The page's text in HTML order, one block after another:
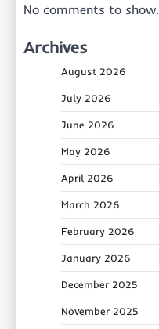
No comments to show.
Archives
August 2026
July 2026
June 2026
May 2026
April 2026
March 2026
February 2026
January 2026
December 2025
November 2025